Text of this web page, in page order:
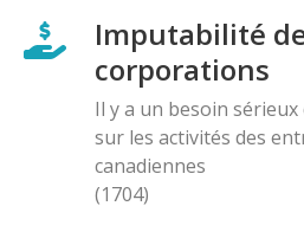
Imputabilité
corporations
Il y a un besoin
sur les activités des
canadiennes
(1704)